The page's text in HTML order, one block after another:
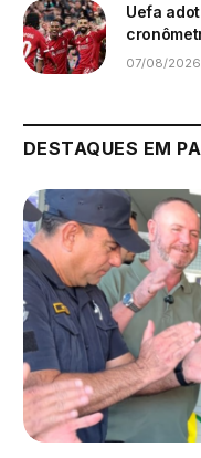
Uefa
07/08/2026
DESTAQUES EM